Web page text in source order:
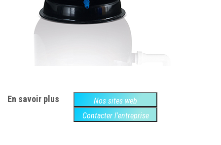
En savoir plus
Nos sites web
Contacter l'entreprise